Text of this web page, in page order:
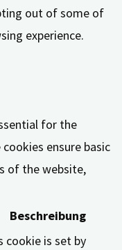
out of some of
experience.
for the
ensure basic
of the website,
Beschreibung
cookie is set by